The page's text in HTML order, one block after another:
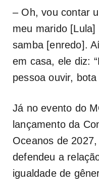
– Oh, vou contar
meu marido
samba [enredo].
em casa, ele diz:
pessoa ouvir,
Já no evento do
lançamento da
Oceanos de
defendeu a
igualdade de